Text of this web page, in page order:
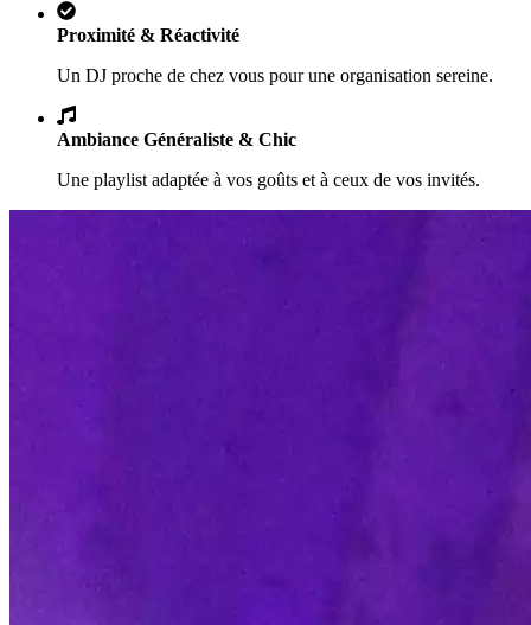
Proximité & Réactivité
Un DJ proche de chez vous pour une organisation sereine.
Ambiance Généraliste & Chic
Une playlist adaptée à vos goûts et à ceux de vos invités.